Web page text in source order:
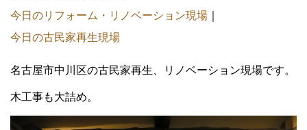
今日のリフォーム・リノベーション現場
今日の古民家再生現場
名古屋市中川区の古民家再生、リノベーション現場です。
木工事も大詰め。